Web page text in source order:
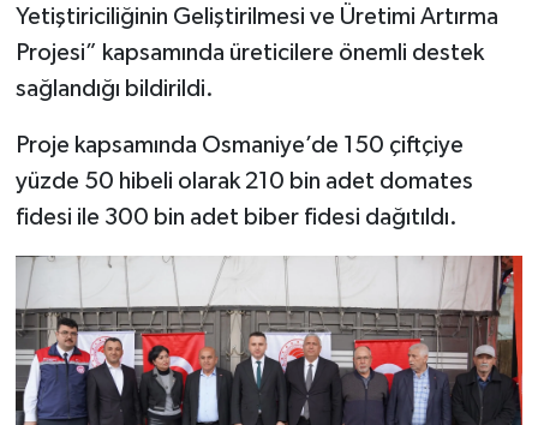
Yetiştiriciliğinin Geliştirilmesi ve Üretimi Artırma
Projesi” kapsamında üreticilere önemli destek
sağlandığı bildirildi.
Proje kapsamında Osmaniye’de 150 çiftçiye
yüzde 50 hibeli olarak 210 bin adet domates
fidesi ile 300 bin adet biber fidesi dağıtıldı.